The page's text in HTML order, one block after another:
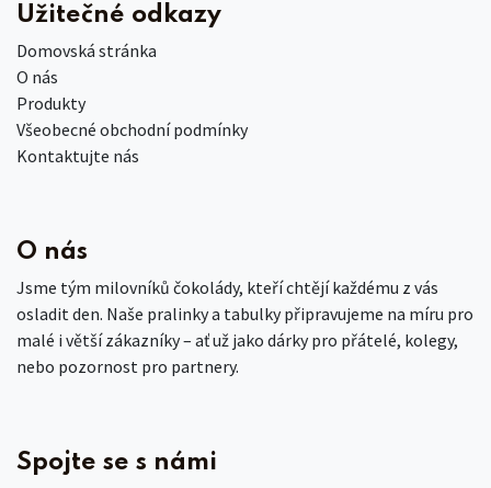
Užitečné odkazy
Domovská stránka
O nás
Produkty
Všeobecné obchodní podmínky
Kontaktujte nás
O nás
Jsme tým milovníků čokolády, kteří chtějí každému z vás
osladit den. Naše pralinky a tabulky připravujeme na míru pro
malé i větší zákazníky – ať už jako dárky pro přátelé, kolegy,
nebo pozornost pro partnery.
Spojte se s námi